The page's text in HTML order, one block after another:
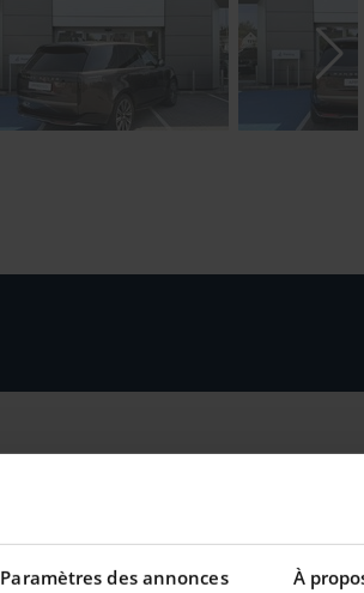
Paramètres des annonces À